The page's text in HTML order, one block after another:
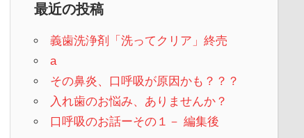
最近の投稿
義歯洗浄剤「洗ってクリア」終売
a
その鼻炎、口呼吸が原因かも？？？
入れ歯のお悩み、ありませんか？
口呼吸のお話ーその１－ 編集後